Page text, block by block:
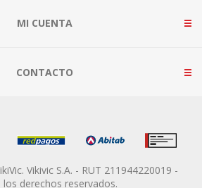
MI CUENTA
CONTACTO
Vikivic S.A. - RUT 211944220019 -
los derechos reservados.